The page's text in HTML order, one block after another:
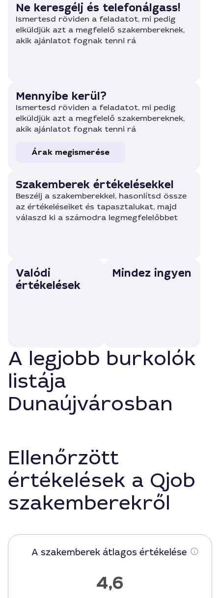
Ne keresgélj és telefonálgass!
Ismertesd röviden a feladatot, mi pedig
elküldjük azt a megfelelő szakembereknek,
akik ajánlatot fognak tenni rá
Mennyibe kerül?
Ismertesd röviden a feladatot, mi pedig
elküldjük azt a megfelelő szakembereknek,
akik ajánlatot fognak tenni rá
Árak megismerése
Szakemberek értékelésekkel
Beszélj a szakemberekkel, hasonlítsd össze
az értékeléseiket és tapasztalukat, majd
válaszd ki a számodra legmegfelelőbbet
Valódi
értékelések
Mindez ingyen
A legjobb burkolók
listája
Dunaújvárosban
Ellenőrzött
értékelések a Qjob
szakemberekről
A szakemberek átlagos értékelése
4,6